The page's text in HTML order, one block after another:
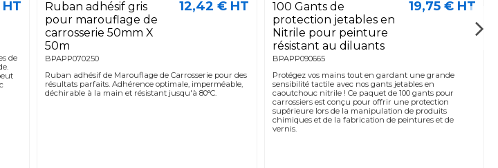
de
Ruban adhésif gris
pour marouflage de
carrosserie 50mm X
50m
BPAPP070250
12,42 € HT
Ruban adhésif de Marouflage de Carrosserie pour des
résultats parfaits. Adhérence optimale, imperméable,
déchirable à la main et résistant jusqu'à 80°C.
100 Gants de
protection jetables en
Nitrile pour peinture
résistant au diluants
BPAPP090665
19,75 € HT
Protégez vos mains tout en gardant une grande
sensibilité tactile avec nos gants jetables en
caoutchouc nitrile ! Ce paquet de 100 gants pour
carrossiers est conçu pour offrir une protection
supérieure lors de la manipulation de produits
chimiques et de la fabrication de peintures et de
vernis.